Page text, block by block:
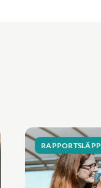
RAPPORTSLÄPP